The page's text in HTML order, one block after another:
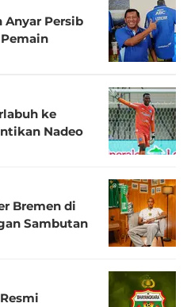
Anyar Persib
ke
Nadeo
Bremen di
Sambutan